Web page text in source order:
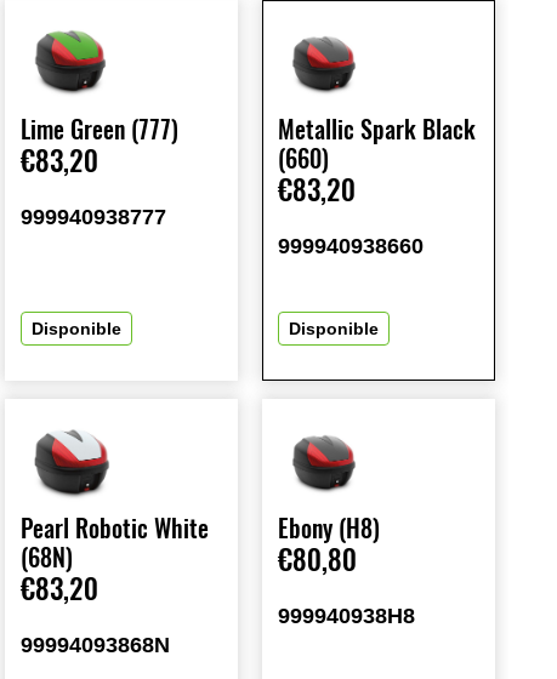
Lime Green (777)
€83,20
999940938777
Disponible
Metallic Spark Black
(660)
€83,20
999940938660
Disponible
Pearl Robotic White
(68N)
€83,20
99994093868N
Ebony (H8)
€80,80
999940938H8